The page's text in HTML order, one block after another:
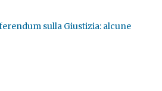
sulla Giustizia: alcune